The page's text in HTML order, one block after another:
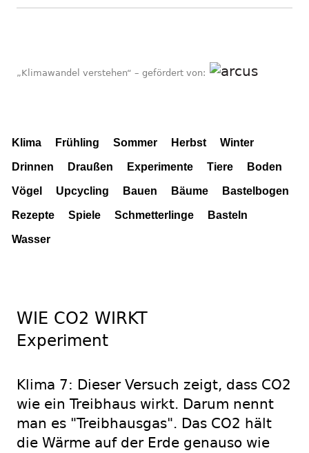
„Klimawandel verstehen“ – gefördert von:
Klima Frühling Sommer Herbst Winter
Drinnen Draußen Experimente Tiere Boden
Vögel Upcycling Bauen Bäume Bastelbogen
Rezepte Spiele Schmetterlinge Basteln
Wasser
WIE CO2 WIRKT
Experiment
Klima 7: Dieser Versuch zeigt, dass CO2
wie ein Treibhaus wirkt. Darum nennt
man es "Treibhausgas". Das CO2 hält
die Wärme auf der Erde genauso wie